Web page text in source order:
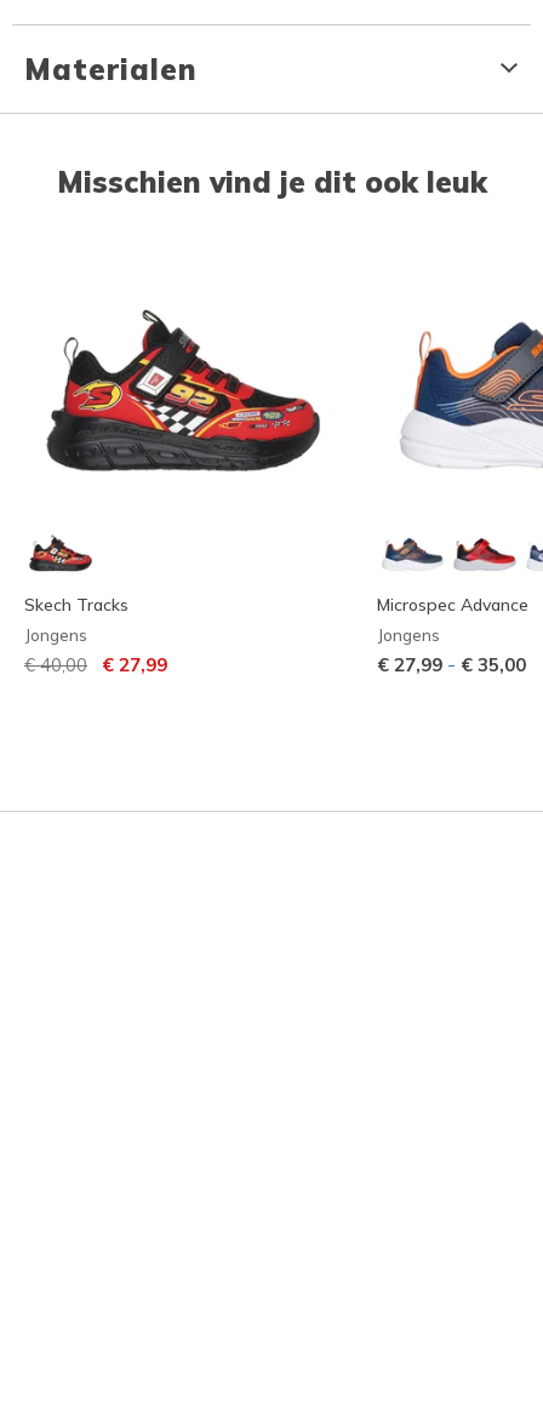
Materialen
Misschien vind je dit ook leuk
Skech Tracks
Jongens
Prijs verlaagd van
€ 40,00 naar
€ 27,99
Microspec Advance
Jongens
€ 27,99 - € 35,00